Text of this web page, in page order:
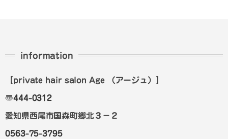
information
【private hair salon Age （アージュ） 】
〠444-0312
愛知県西尾市国森町郷北３－２
0563-75-3795